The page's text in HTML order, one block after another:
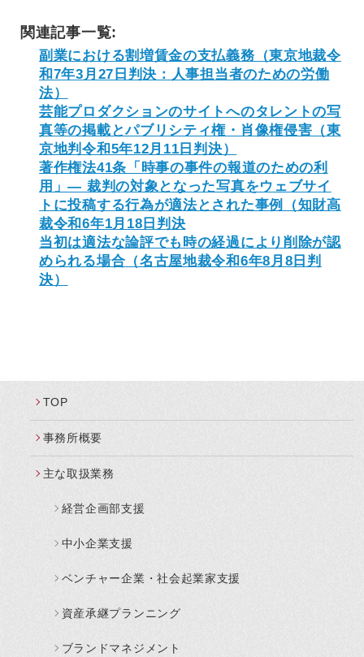
関連記事一覧:
副業における割増賃金の支払義務（東京地裁令
和7年3月27日判決：人事担当者のための労働
法）
芸能プロダクションのサイトへのタレントの写
真等の掲載とパブリシティ権・肖像権侵害（東
京地判令和5年12月11日判決）
著作権法41条「時事の事件の報道のための利
用」― 裁判の対象となった写真をウェブサイ
トに投稿する行為が適法とされた事例（知財高
裁令和6年1月18日判決
当初は適法な論評でも時の経過により削除が認
められる場合（名古屋地裁令和6年8月8日判
決）
TOP
事務所概要
主な取扱業務
経営企画部支援
中小企業支援
ベンチャー企業・社会起業家支援
資産承継プランニング
ブランドマネジメント